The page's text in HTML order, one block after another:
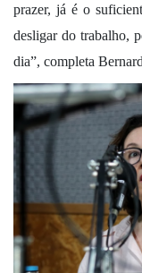
prazer, já é o
desligar do trabalho,
dia”, completa